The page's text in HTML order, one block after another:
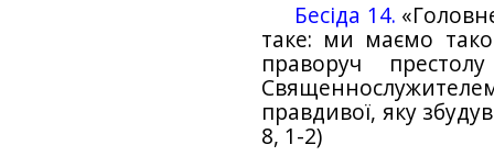
Бесіда 14.
таке: ми маємо
праворуч
правдивої, яку
8, 1-2)